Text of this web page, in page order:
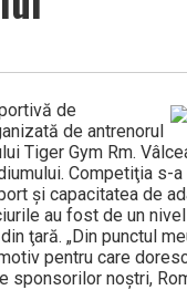
de
de antrenorul
Tiger Gym Rm.
Competiţia s-
şi capacitatea de
au fost de un
ţară. „Din punctul
pentru care
noştri,